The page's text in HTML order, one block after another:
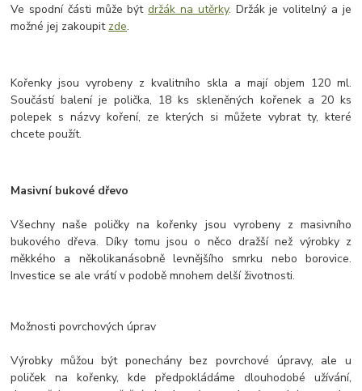
Ve spodní části může býtdržák na utěrky. Držák je volitelný a je
možné jej zakoupit zde.
Kořenky jsou vyrobeny z kvalitního skla a mají objem 120 ml.
Součástí balení je polička, 18 ks skleněných kořenek a 20 ks
polepek s názvy koření, ze kterých si můžete vybrat ty, které
chcete použít.
Masivní bukové dřevo
Všechny naše poličky na kořenky jsou vyrobeny z masivního
bukového dřeva. Díky tomu jsou o něco dražší než výrobky z
měkkého a několikanásobně levnějšího smrku nebo borovice.
Investice se ale vrátí v podobě mnohem delší životnosti.
Možnosti povrchových úprav
Výrobky můžou být ponechány bez povrchové úpravy, ale u
poliček na kořenky, kde předpokládáme dlouhodobé užívání,